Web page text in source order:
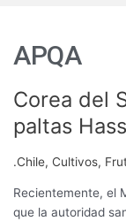
APQA
Corea del
paltas
.Chile, Cultivos,
Recientemente, el
que la autoridad
Corea
Sur
abre
mercado
a